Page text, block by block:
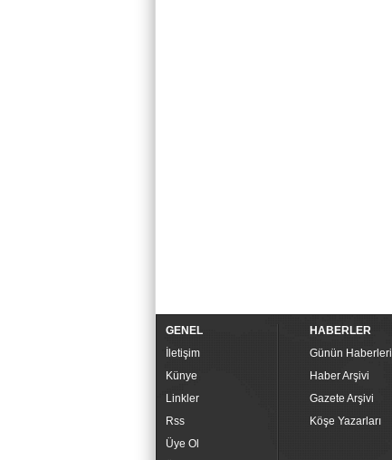
GENEL
İletişim
Künye
Linkler
Rss
Üye Ol
HABERLER
Günün Haberleri
Haber Arşivi
Gazete Arşivi
Köşe Yazarları